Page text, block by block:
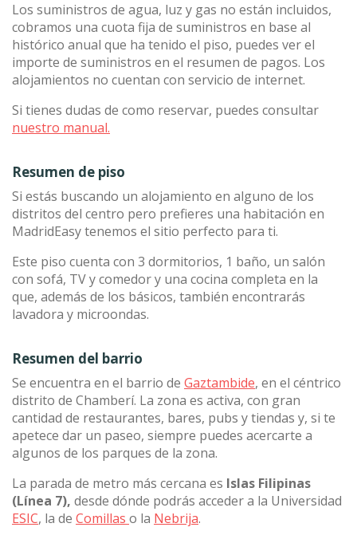
Los suministros de agua, luz y gas no están incluidos,
cobramos una cuota fija de suministros en base al
histórico anual que ha tenido el piso, puedes ver el
importe de suministros en el resumen de pagos. Los
alojamientos no cuentan con servicio de internet.
Si tienes dudas de como reservar, puedes consultar
nuestro manual.
Resumen de piso
Si estás buscando un alojamiento en alguno de los
distritos del centro pero prefieres una habitación en
MadridEasy tenemos el sitio perfecto para ti.
Este piso cuenta con 3 dormitorios, 1 baño, un salón
con sofá, TV y comedor y una cocina completa en la
que, además de los básicos, también encontrarás
lavadora y microondas.
Resumen del barrio
Se encuentra en el barrio de Gaztambide, en el céntrico
distrito de Chamberí. La zona es activa, con gran
cantidad de restaurantes, bares, pubs y tiendas y, si te
apetece dar un paseo, siempre puedes acercarte a
algunos de los parques de la zona.
La parada de metro más cercana es Islas Filipinas
(Línea 7), desde dónde podrás acceder a la Universidad
ESIC, la de Comillas o la Nebrija.